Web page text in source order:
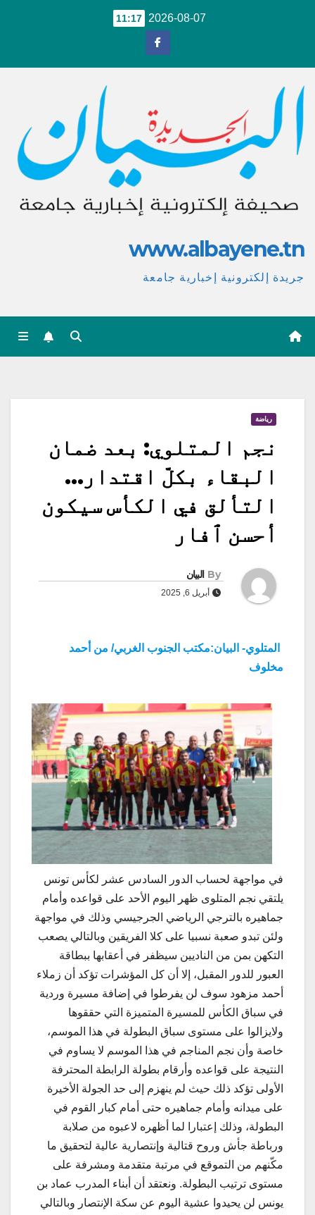
2026-08-07
11:17
www.albayene.tn
جريدة إلكترونية إخبارية جامعة
رياضة
نجم المتلوي: بعد ضمان
البقاء بكلّ اقتدار…
التألق في الكأس سيكون
أحسن ٱفار
By البيان
أبريل 6, 2025
المتلوي- البيان:مكتب الجنوب الغربي/ من أحمد
مخلوف
في مواجهة لحساب الدور السادس عشر لكأس تونس
يلتقي نجم المتلوى ظهر اليوم الأحد على قواعده وأمام
جماهيره بالترجي الرياضي الجرجيسي وذلك في مواجهة
ولئن تبدو صعبة نسبيا على كلا الفريقين وبالتالي يصعب
التكهن بمن من الناديين سيظفر في أعقابها ببطاقة
العبور للدور المقبل، إلا أن كل المؤشرات تؤكد أن زملاء
أحمد مزهود سوف لن يفرطوا في إضافة مسيرة وردية
في سباق الكأس للمسيرة المتميزة التي حققوها
ولايزالوا على مستوى سباق البطولة في هذا الموسم،
خاصة وأن نجم المناجم في هذا الموسم لا يساوم في
النتيجة على قواعده وأرقام بطولة الرابطة المحترفة
الأولى تؤكد ذلك حيث لم ينهزم إلى حد الجولة الأخيرة
على ميدانه وأمام جماهيره حتى أمام كبار القوم في
البطولة، وذلك إعتبارا لما أظهره لاعبوه من صلابة
ورباطة جأش وروح قتالية وإنتصارية عالية لتحقيق ما
مكّنهم من التموقع في مرتبة متقدمة ومشرفة على
مستوى ترتيب البطولة. ونعتقد أن أبناء المدرب عماد بن
يونس لن يحيدوا عشية اليوم عن سكة الإنتصار وبالتالي